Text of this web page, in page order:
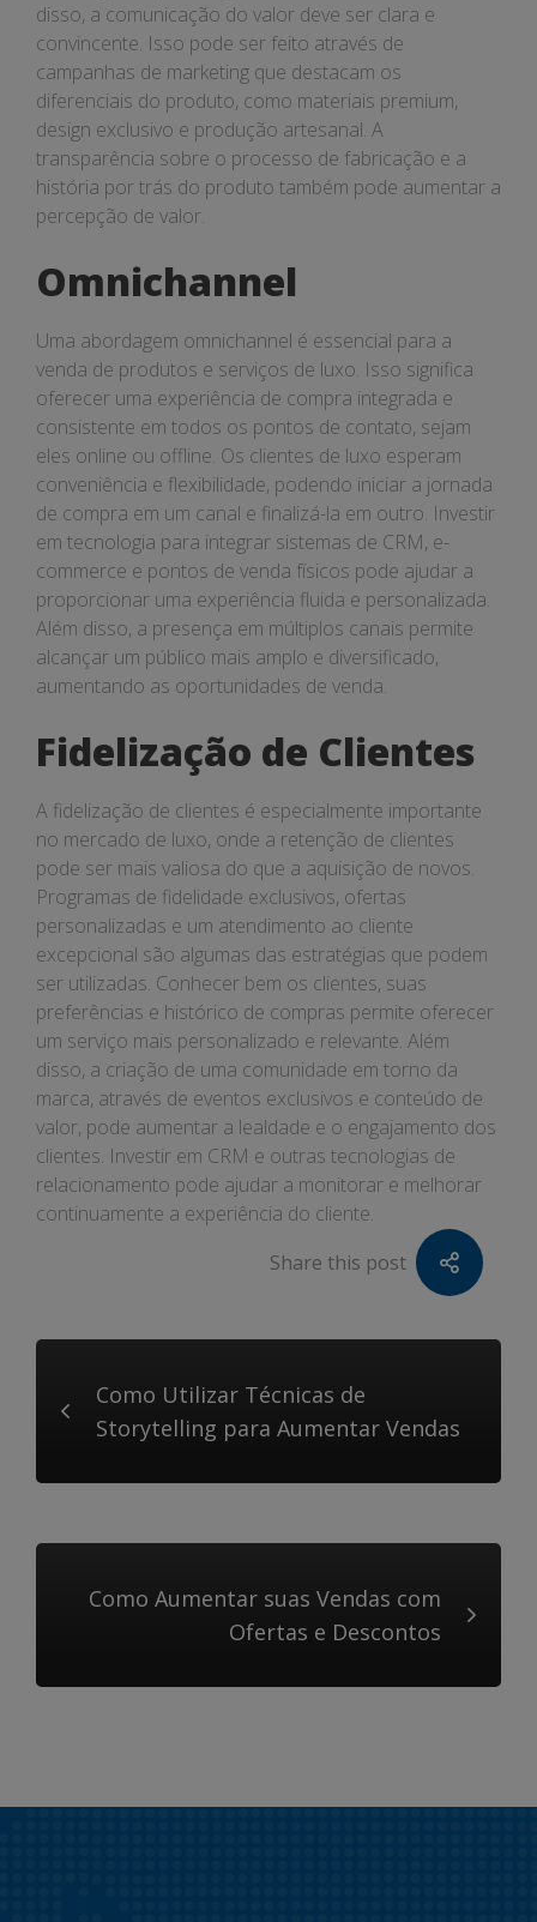
disso, a comunicação do valor deve ser clara e
convincente. Isso pode ser feito através de
campanhas de marketing que destacam os
diferenciais do produto, como materiais premium,
design exclusivo e produção artesanal. A
transparência sobre o processo de fabricação e a
história por trás do produto também pode aumentar a
percepção de valor.
Omnichannel
Uma abordagem omnichannel é essencial para a
venda de produtos e serviços de luxo. Isso significa
oferecer uma experiência de compra integrada e
consistente em todos os pontos de contato, sejam
eles online ou offline. Os clientes de luxo esperam
conveniência e flexibilidade, podendo iniciar a jornada
de compra em um canal e finalizá-la em outro. Investir
em tecnologia para integrar sistemas de CRM, e-
commerce e pontos de venda físicos pode ajudar a
proporcionar uma experiência fluida e personalizada.
Além disso, a presença em múltiplos canais permite
alcançar um público mais amplo e diversificado,
aumentando as oportunidades de venda.
Fidelização de Clientes
A fidelização de clientes é especialmente importante
no mercado de luxo, onde a retenção de clientes
pode ser mais valiosa do que a aquisição de novos.
Programas de fidelidade exclusivos, ofertas
personalizadas e um atendimento ao cliente
excepcional são algumas das estratégias que podem
ser utilizadas. Conhecer bem os clientes, suas
preferências e histórico de compras permite oferecer
um serviço mais personalizado e relevante. Além
disso, a criação de uma comunidade em torno da
marca, através de eventos exclusivos e conteúdo de
valor, pode aumentar a lealdade e o engajamento dos
clientes. Investir em CRM e outras tecnologias de
relacionamento pode ajudar a monitorar e melhorar
continuamente a experiência do cliente.
Share this post
Como Utilizar Técnicas de
Storytelling para Aumentar Vendas
Como Aumentar suas Vendas com
Ofertas e Descontos